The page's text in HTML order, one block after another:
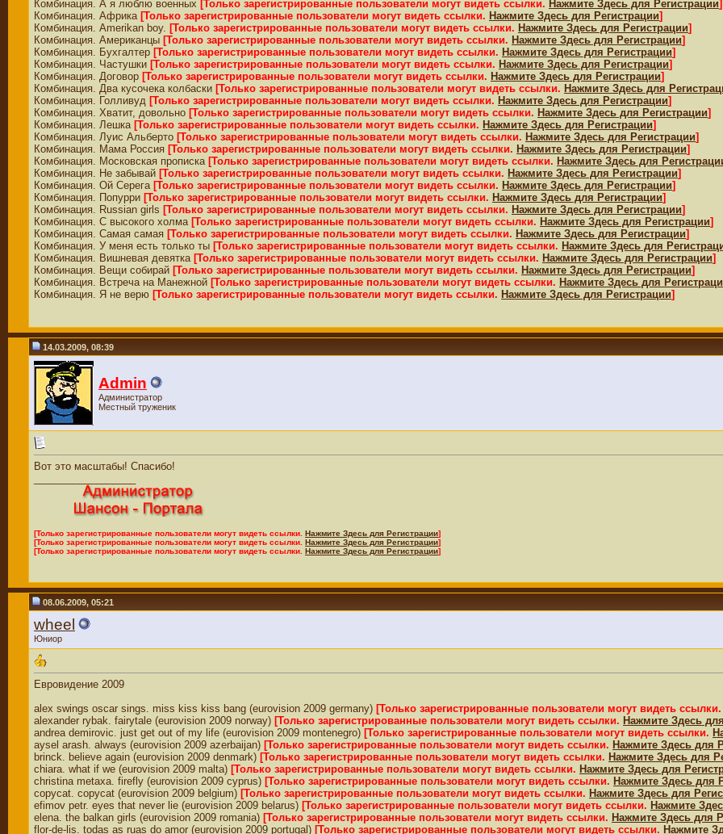
Комбинация. А я люблю военных [Только зарегистрированные пользователи могут видеть ссылки. Нажмите Здесь для Регистрации]
Комбинация. Африка [Только зарегистрированные пользователи могут видеть ссылки. Нажмите Здесь для Регистрации]
Комбинация. Amerikan boy. [Только зарегистрированные пользователи могут видеть ссылки. Нажмите Здесь для Регистрации]
Комбинация. Американцы [Только зарегистрированные пользователи могут видеть ссылки. Нажмите Здесь для Регистрации]
Комбинация. Бухгалтер [Только зарегистрированные пользователи могут видеть ссылки. Нажмите Здесь для Регистрации]
Комбинация. Частушки [Только зарегистрированные пользователи могут видеть ссылки. Нажмите Здесь для Регистрации]
Комбинация. Договор [Только зарегистрированные пользователи могут видеть ссылки. Нажмите Здесь для Регистрации]
Комбинация. Два кусочека колбаски [Только зарегистрированные пользователи могут видеть ссылки. Нажмите Здесь для
Комбинация. Голливуд [Только зарегистрированные пользователи могут видеть ссылки. Нажмите Здесь для Регистрации]
Комбинация. Хватит, довольно [Только зарегистрированные пользователи могут видеть ссылки. Нажмите Здесь для Регистрации]
Комбинация. Лешка [Только зарегистрированные пользователи могут видеть ссылки. Нажмите Здесь для Регистрации]
Комбинация. Луис Альберто [Только зарегистрированные пользователи могут видеть ссылки. Нажмите Здесь для Регистрации]
Комбинация. Мама Россия [Только зарегистрированные пользователи могут видеть ссылки. Нажмите Здесь для Регистрации]
Комбинация. Московская прописка [Только зарегистрированные пользователи могут видеть ссылки. Нажмите Здесь для
Комбинация. Не забывай [Только зарегистрированные пользователи могут видеть ссылки. Нажмите Здесь для Регистрации]
Комбинация. Ой Серега [Только зарегистрированные пользователи могут видеть ссылки. Нажмите Здесь для Регистрации]
Комбинация. Попурри [Только зарегистрированные пользователи могут видеть ссылки. Нажмите Здесь для Регистрации]
Комбинация. Russian girls [Только зарегистрированные пользователи могут видеть ссылки. Нажмите Здесь для Регистрации]
Комбинация. С высокого холма [Только зарегистрированные пользователи могут видеть ссылки. Нажмите Здесь для Регистрации]
Комбинация. Самая самая [Только зарегистрированные пользователи могут видеть ссылки. Нажмите Здесь для Регистрации]
Комбинация. У меня есть только ты [Только зарегистрированные пользователи могут видеть ссылки. Нажмите Здесь для
Комбинация. Вишневая девятка [Только зарегистрированные пользователи могут видеть ссылки. Нажмите Здесь для Регистрации]
Комбинация. Вещи собирай [Только зарегистрированные пользователи могут видеть ссылки. Нажмите Здесь для Регистрации]
Комбинация. Встреча на Манежной [Только зарегистрированные пользователи могут видеть ссылки. Нажмите Здесь для
Комбинация. Я не верю [Только зарегистрированные пользователи могут видеть ссылки. Нажмите Здесь для Регистрации]
14.03.2009, 08:39
Admin
Администратор
Местный труженик
Вот это масштабы! Спасибо!
[Только зарегистрированные пользователи могут видеть ссылки. Нажмите Здесь для Регистрации]
[Только зарегистрированные пользователи могут видеть ссылки. Нажмите Здесь для Регистрации]
[Только зарегистрированные пользователи могут видеть ссылки. Нажмите Здесь для Регистрации]
08.06.2009, 05:21
wheel
Юниор
Евровидение 2009
alex swings oscar sings. miss kiss kiss bang (eurovision 2009 germany) [Только зарегистрированные пользователи могут видеть ссылки.
alexander rybak. fairytale (eurovision 2009 norway) [Только зарегистрированные пользователи могут видеть ссылки. Нажмите Здесь
andrea demirovic. just get out of my life (eurovision 2009 montenegro) [Только зарегистрированные пользователи могут видеть ссылки.
aysel arash. always (eurovision 2009 azerbaijan) [Только зарегистрированные пользователи могут видеть ссылки. Нажмите Здесь для
brinck. believe again (eurovision 2009 denmark) [Только зарегистрированные пользователи могут видеть ссылки. Нажмите Здесь для
chiara. what if we (eurovision 2009 malta) [Только зарегистрированные пользователи могут видеть ссылки. Нажмите Здесь для
christina metaxa. firefly (eurovision 2009 cyprus) [Только зарегистрированные пользователи могут видеть ссылки. Нажмите Здесь для
copycat. copycat (eurovision 2009 belgium) [Только зарегистрированные пользователи могут видеть ссылки. Нажмите Здесь для
efimov petr. eyes that never lie (eurovision 2009 belarus) [Только зарегистрированные пользователи могут видеть ссылки. Нажмите
elena. the balkan girls (eurovision 2009 romania) [Только зарегистрированные пользователи могут видеть ссылки. Нажмите Здесь для
flor-de-lis. todas as ruas do amor (eurovision 2009 portugal) [Только зарегистрированные пользователи могут видеть ссылки. Нажмите